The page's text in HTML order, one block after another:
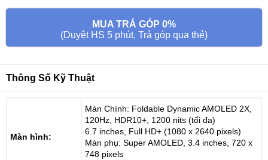
MUA TRẢ GÓP 0%
(Duyệt HS 5 phút, Trả góp qua thẻ)
Thông Số Kỹ Thuật
Màn hình:
Màn Chính: Foldable Dynamic AMOLED 2X,
120Hz, HDR10+, 1200 nits (tối đa)
6.7 inches, Full HD+ (1080 x 2640 pixels)
Màn phụ: Super AMOLED, 3.4 inches, 720 x
748 pixels